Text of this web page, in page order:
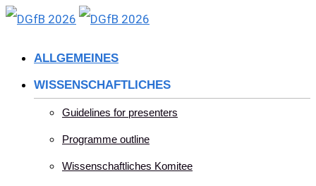
Skip
ALLGEMEINES
WISSENSCHAFTLICHES
Guidelines for presenters
Programme outline
Wissenschaftliches Komitee